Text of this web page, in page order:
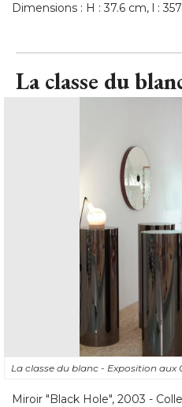
Dimensions : H : 37.6 cm, l :
La classe du
La classe du blanc - Exposition aux
Miroir "Black Hole", 2003 -